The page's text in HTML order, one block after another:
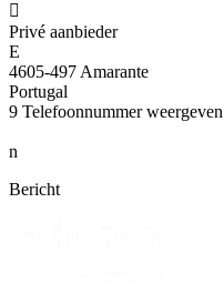

Privé aanbieder
E
4605-497 Amarante
Portugal
9 Telefoonnummer weergeven
n
Bericht